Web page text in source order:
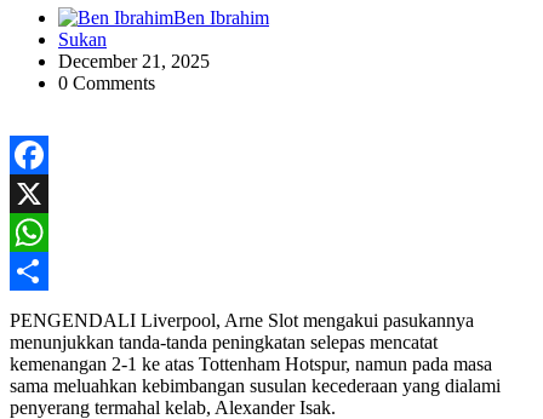
Ben Ibrahim
Sukan
December 21, 2025
0 Comments
Facebook
X
WhatsApp
Share
PENGENDALI Liverpool, Arne Slot mengakui pasukannya
menunjukkan tanda-tanda peningkatan selepas mencatat
kemenangan 2-1 ke atas Tottenham Hotspur, namun pada masa
sama meluahkan kebimbangan susulan kecederaan yang dialami
penyerang termahal kelab, Alexander Isak.